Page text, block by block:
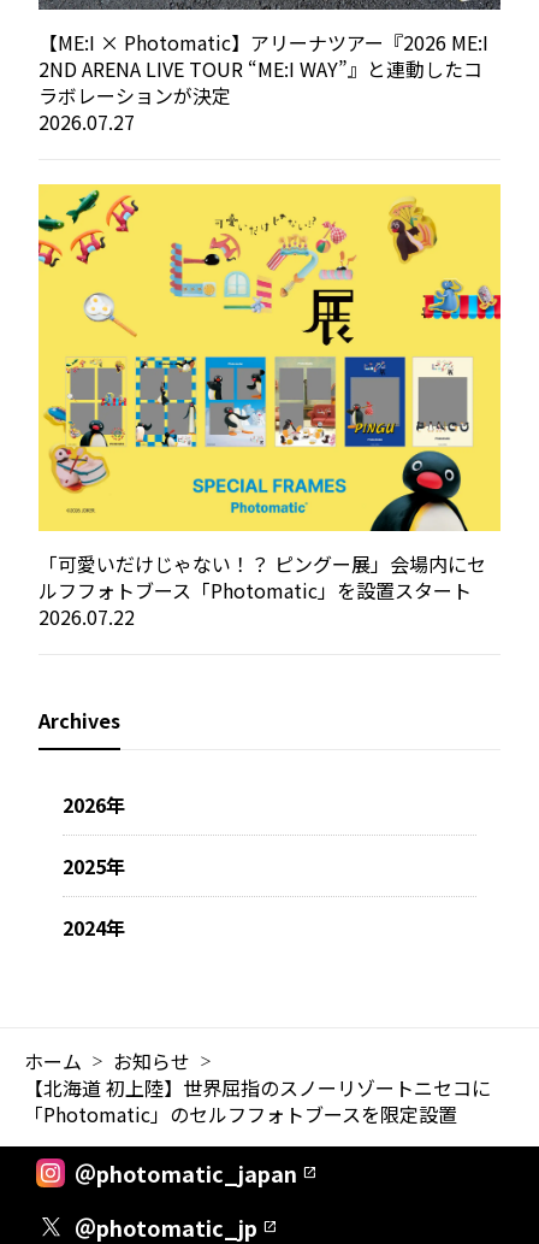
【ME:I × Photomatic】アリーナツアー『2026 ME:I
2ND ARENA LIVE TOUR “ME:I WAY”』と連動したコ
ラボレーションが決定
2026.07.27
「可愛いだけじゃない！？ ピングー展」会場内にセ
ルフフォトブース「Photomatic」を設置スタート
2026.07.22
Archives
2026年
2025年
2024年
ホーム
お知らせ
【北海道 初上陸】世界屈指のスノーリゾートニセコに
「Photomatic」のセルフフォトブースを限定設置
＠photomatic_japan
＠photomatic_jp